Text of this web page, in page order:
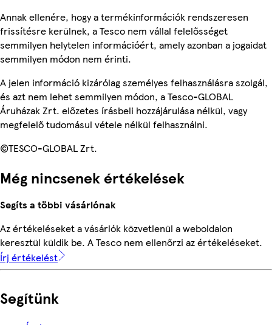
Annak ellenére, hogy a termékinformációk rendszeresen
frissítésre kerülnek, a Tesco nem vállal felelősséget
semmilyen helytelen információért, amely azonban a jogaidat
semmilyen módon nem érinti.
A jelen információ kizárólag személyes felhasználásra szolgál,
és azt nem lehet semmilyen módon, a Tesco-GLOBAL
Áruházak Zrt. előzetes írásbeli hozzájárulása nélkül, vagy
megfelelő tudomásul vétele nélkül felhasználni.
©TESCO-GLOBAL Zrt.
Még nincsenek értékelések
Segíts a többi vásárlónak
Az értékeléseket a vásárlók közvetlenül a weboldalon
keresztül küldik be. A Tesco nem ellenőrzi az értékeléseket.
Írj értékelést
Segítünk